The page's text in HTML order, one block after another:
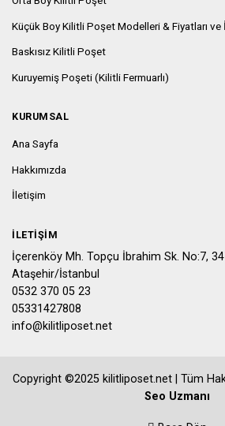
Küçük Boy Kilitli Poşet Modelleri & Fiyatları ve
Baskısız Kilitli Poşet
Kuruyemiş Poşeti (Kilitli Fermuarlı)
KURUMSAL
Ana Sayfa
Hakkımızda
İletişim
İLETIŞIM
İçerenköy Mh. Topçu İbrahim Sk. No:7,
Ataşehir/İstanbul
0532 370 05 23
05331427808
info@kilitliposet.net
Copyright ©2025 kilitliposet.net | Tüm
Seo Uzmanı